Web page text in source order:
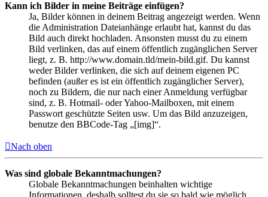
Kann ich Bilder in meine Beiträge einfügen?
Ja, Bilder können in deinem Beitrag angezeigt werden. Wenn
die Administration Dateianhänge erlaubt hat, kannst du das
Bild auch direkt hochladen. Ansonsten musst du zu einem
Bild verlinken, das auf einem öffentlich zugänglichen Server
liegt, z. B. http://www.domain.tld/mein-bild.gif. Du kannst
weder Bilder verlinken, die sich auf deinem eigenen PC
befinden (außer es ist ein öffentlich zugänglicher Server),
noch zu Bildern, die nur nach einer Anmeldung verfügbar
sind, z. B. Hotmail- oder Yahoo-Mailboxen, mit einem
Passwort geschützte Seiten usw. Um das Bild anzuzeigen,
benutze den BBCode-Tag „[img]“.
Nach oben
Was sind globale Bekanntmachungen?
Globale Bekanntmachungen beinhalten wichtige
Informationen, deshalb solltest du sie so bald wie möglich